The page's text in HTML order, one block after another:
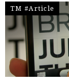
TM #Article